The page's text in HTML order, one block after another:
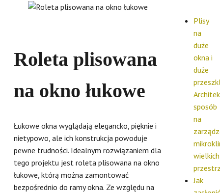
Roleta plisowana
na okno łukowe
Łukowe okna wyglądają elegancko, pięknie i
nietypowo, ale ich konstrukcja powoduje
pewne trudności. Idealnym rozwiązaniem dla
tego projektu jest roleta plisowana na okno
łukowe, którą można zamontować
bezpośrednio do ramy okna. Ze względu na
Plisy
na
duże
okna i
duże
sposób
na
wielkich
Jak